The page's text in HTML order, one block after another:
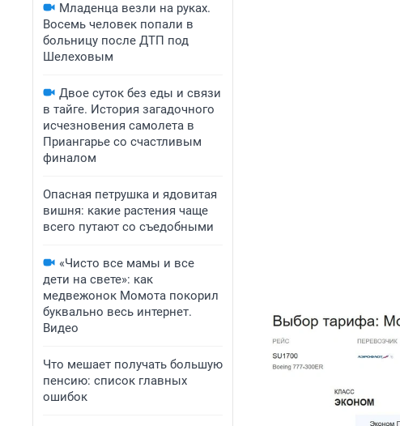
Младенца везли на руках.
Восемь человек попали в
больницу после ДТП под
Шелеховым
Двое суток без еды и связи
в тайге. История загадочного
исчезновения самолета в
Приангарье со счастливым
финалом
Опасная петрушка и ядовитая
вишня: какие растения чаще
всего путают со съедобными
«Чисто все мамы и все
дети на свете»: как
медвежонок Момота покорил
буквально весь интернет.
Видео
Что мешает получать большую
пенсию: список главных
ошибок